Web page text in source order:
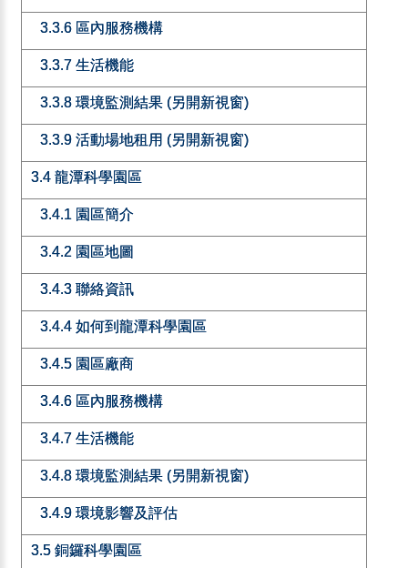
3.3.6 區內服務機構
3.3.7 生活機能
3.3.8 環境監測結果 (另開新視窗)
3.3.9 活動場地租用 (另開新視窗)
3.4 龍潭科學園區
3.4.1 園區簡介
3.4.2 園區地圖
3.4.3 聯絡資訊
3.4.4 如何到龍潭科學園區
3.4.5 園區廠商
3.4.6 區內服務機構
3.4.7 生活機能
3.4.8 環境監測結果 (另開新視窗)
3.4.9 環境影響及評估
3.5 銅鑼科學園區